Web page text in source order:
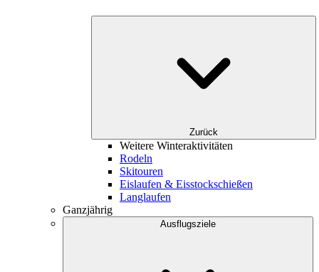
Zurück
Weitere Winteraktivitäten
Rodeln
Skitouren
Eislaufen & Eisstockschießen
Langlaufen
Ganzjährig
Ausflugsziele